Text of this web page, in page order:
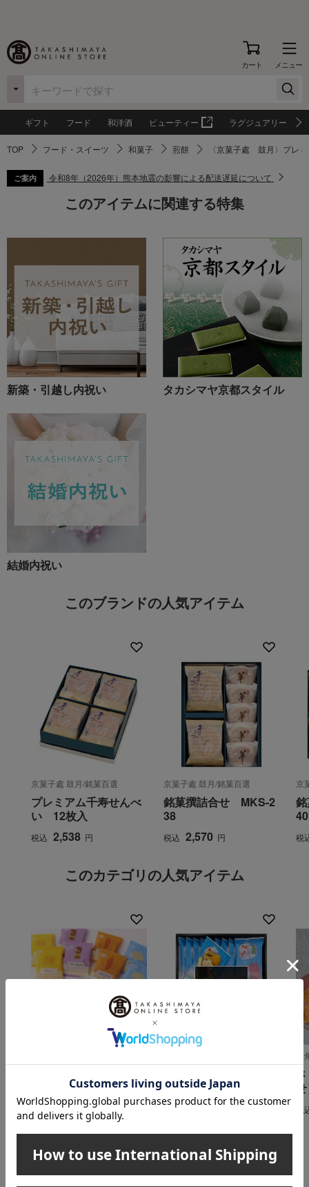
カート メニュー
ギフト フード 和洋酒 ビューティー ラグジュアリー
TOP フード・スイーツ 和菓子 煎餅 〈京菓子處 鼓月〉プレ
ご案内 令和8年（2026年）熊本地震の影響による配送遅延について
このアイテムに関連する特集
新築・引越し内祝い タカシマヤ京都スタイル
結婚内祝い
このブランドの人気アイテム
京菓子處 鼓月/銘菓百選
プレミアム千寿せんべ
い 12枚入
税込 2,538 円
京菓子處 鼓月/銘菓百選
銘菓撰詰合せ MKS-2
38
税込 2,570 円
京
40
税
このカテゴリの人気アイテム
税込 2,592 円
H-30N）
税込 3,240 税
INFORMATION